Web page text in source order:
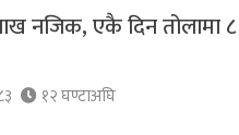
नजिक, एकै दिन तोलामा ८
१२ घण्टाअघि